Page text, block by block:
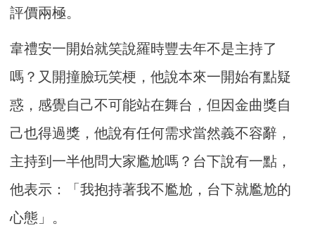
評價兩極。
韋禮安一開始就笑說羅時豐去年不是主持了
嗎？又開撞臉玩笑梗，他說本來一開始有點疑
惑，感覺自己不可能站在舞台，但因金曲獎自
己也得過獎，他說有任何需求當然義不容辭，
主持到一半他問大家尷尬嗎？台下說有一點，
他表示：「我抱持著我不尷尬，台下就尷尬的
心態」。